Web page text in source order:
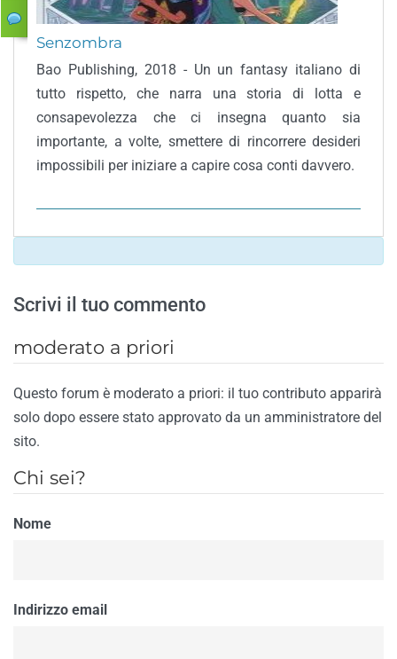
Senzombra
Bao Publishing, 2018 - Un un fantasy italiano di
tutto rispetto, che narra una storia di lotta e
consapevolezza che ci insegna quanto sia
importante, a volte, smettere di rincorrere desideri
impossibili per iniziare a capire cosa conti davvero.
Scrivi il tuo commento
moderato a priori
Questo forum è moderato a priori: il tuo contributo apparirà
solo dopo essere stato approvato da un amministratore del
sito.
Chi sei?
Nome
Indirizzo email